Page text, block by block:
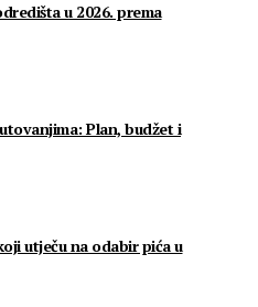
u 2026. prema
Plan, budžet i
utječu na odabir pića u